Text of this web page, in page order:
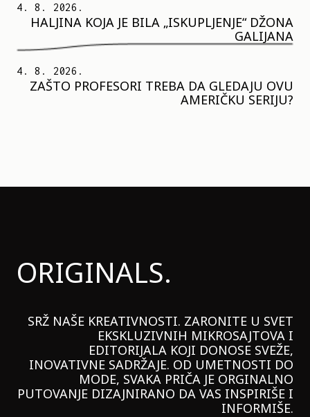
4. 8. 2026.
HALJINA KOJA JE BILA „ISKUPLJENJE“ DŽONA
GALIJANA
4. 8. 2026.
ZAŠTO PROFESORI TREBA DA GLEDAJU OVU
AMERIČKU SERIJU?
ORIGINALS.
SRŽ NAŠE KREATIVNOSTI. ZARONITE U SVET
EKSKLUZIVNIH MIKROSAJTOVA I
EDITORIJALA KOJI DONOSE SVEŽE,
INOVATIVNE SADRŽAJE. OD UMETNOSTI DO
MODE, SVAKA PRIČA JE ORGINALNO
PUTOVANJE DIZAJNIRANO DA VAS INSPIRIŠE I
INFORMIŠE.